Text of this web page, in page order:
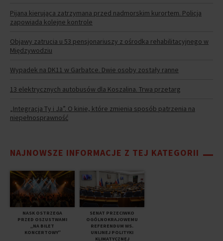
Pijana kierująca zatrzymana przed nadmorskim kurortem. Policja
zapowiada kolejne kontrole
Objawy zatrucia u 53 pensjonariuszy z ośrodka rehabilitacyjnego w
Międzywodziu
Wypadek na DK11 w Garbatce. Dwie osoby zostały ranne
13 elektrycznych autobusów dla Koszalina. Trwa przetarg
„Integracja Ty i Ja”. O kinie, które zmienia sposób patrzenia na
niepełnosprawność
NAJNOWSZE INFORMACJE Z TEJ KATEGORII
NASK OSTRZEGA
PRZED OSZUSTWAMI
„NA BILET
KONCERTOWY”
SENAT PRZECIWKO
OGÓLNOKRAJOWEMU
REFERENDUM WS.
UNIJNEJ POLITYKI
KLIMATYCZNEJ